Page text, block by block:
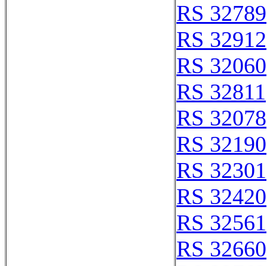
RS 32789
RS 32912
RS 32060
RS 32811
RS 32078
RS 32190
RS 32301
RS 32420
RS 32561
RS 32660